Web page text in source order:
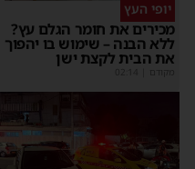
יופי העץ
מכירים את חומר הגלם עץ?
ללא הבנה – שימוש בו יהפוך
את הבית לקצת ישן
מקודם